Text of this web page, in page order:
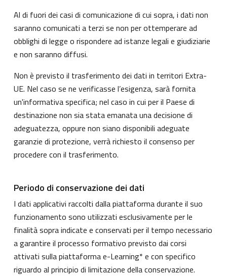
Al di fuori dei casi di comunicazione di cui sopra, i dati non
saranno comunicati a terzi se non per ottemperare ad
obblighi di legge o rispondere ad istanze legali e giudiziarie
e non saranno diffusi.
Non è previsto il trasferimento dei dati in territori Extra-
UE. Nel caso se ne verificasse l’esigenza, sarà fornita
un'informativa specifica; nel caso in cui per il Paese di
destinazione non sia stata emanata una decisione di
adeguatezza, oppure non siano disponibili adeguate
garanzie di protezione, verrà richiesto il consenso per
procedere con il trasferimento.
Periodo di conservazione dei dati
I dati applicativi raccolti dalla piattaforma durante il suo
funzionamento sono utilizzati esclusivamente per le
finalità sopra indicate e conservati per il tempo necessario
a garantire il processo formativo previsto dai corsi
attivati sulla piattaforma e-Learning* e con specifico
riguardo al principio di limitazione della conservazione.